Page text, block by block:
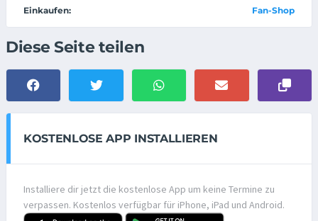
Einkaufen: Fan-Shop
Diese Seite teilen
KOSTENLOSE APP INSTALLIEREN
Installiere dir jetzt die kostenlose App um keine Termine zu
verpassen. Kostenlos verfügbar für iPhone, iPad und Android.